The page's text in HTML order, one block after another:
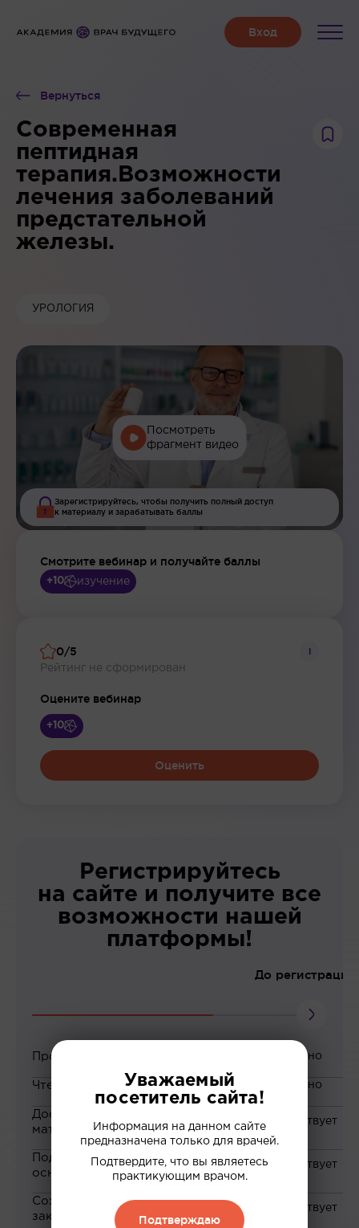
Вернуться
Современная
пептидная
терапия.Возможности
лечения заболеваний
предстательной
железы.
УРОЛОГИЯ
Посмотреть
фрагмент видео
Зарегистрируйтесь, чтобы получить полный доступ
к материалу и зарабатывать баллы
Смотрите вебинар и получайте баллы
+10 изучение
0/5
Рейтинг не сформирован
i
Оцените вебинар
+10
Оценить
Регистрируйтесь
на сайте и получите все
возможности нашей
платформы!
До регистрации
Просмотр вебинаров
Чтение статей
Доступ к закрытым
материалам
Подборка материалов на
основе ваших интересов
Сохранение материалов в
закладки
Уважаемый
посетитель сайта!
Информация на данном сайте
предназначена только для врачей.
Подтвердите, что вы являетесь
практикующим врачом.
Подтверждаю